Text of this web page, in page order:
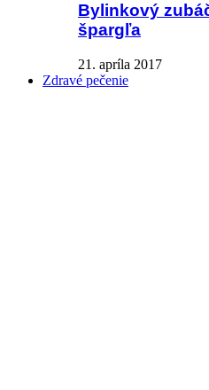
Bylinkový
špargľa
21. apríla 2017
Zdravé pečenie